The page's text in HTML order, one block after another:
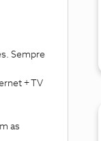
Sempre
+ TV
as